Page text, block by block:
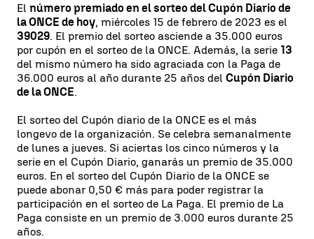
El número premiado en el sorteo del Cupón Diario de
la ONCE de hoy, miércoles 15 de febrero de 2023 es el
39029. El premio del sorteo asciende a 35.000 euros
por cupón en el sorteo de la ONCE. Además, la serie 13
del mismo número ha sido agraciada con la Paga de
36.000 euros al año durante 25 años del Cupón Diario
de la ONCE.
El sorteo del Cupón diario de la ONCE es el más
longevo de la organización. Se celebra semanalmente
de lunes a jueves. Si aciertas los cinco números y la
serie en el Cupón Diario, ganarás un premio de 35.000
euros. En el sorteo del Cupón Diario de la ONCE se
puede abonar 0,50 € más para poder registrar la
participación en el sorteo de La Paga. El premio de La
Paga consiste en un premio de 3.000 euros durante 25
años.